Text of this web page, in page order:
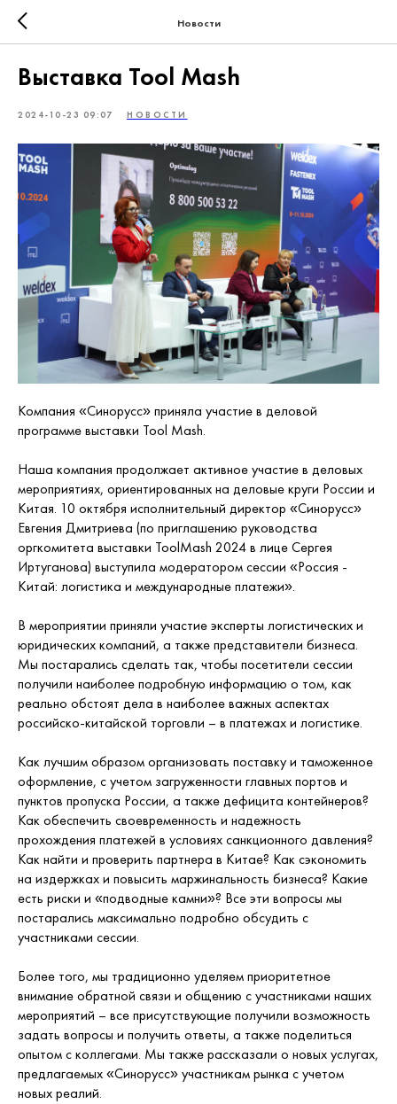
Новости
Выставка Tool Mash
2024-10-23 09:07 НОВОСТИ
Компания «Синорусс» приняла участие в деловой
программе выставки Tool Mash.
Наша компания продолжает активное участие в деловых
мероприятиях, ориентированных на деловые круги России и
Китая. 10 октября исполнительный директор «Синорусс»
Евгения Дмитриева (по приглашению руководства
оргкомитета выставки ToolMash 2024 в лице Сергея
Иртуганова) выступила модератором сессии «Россия -
Китай: логистика и международные платежи».
В мероприятии приняли участие эксперты логистических и
юридических компаний, а также представители бизнеса.
Мы постарались сделать так, чтобы посетители сессии
получили наиболее подробную информацию о том, как
реально обстоят дела в наиболее важных аспектах
российско-китайской торговли – в платежах и логистике.
Как лучшим образом организовать поставку и таможенное
оформление, с учетом загруженности главных портов и
пунктов пропуска России, а также дефицита контейнеров?
Как обеспечить своевременность и надежность
прохождения платежей в условиях санкционного давления?
Как найти и проверить партнера в Китае? Как сэкономить
на издержках и повысить маржинальность бизнеса? Какие
есть риски и «подводные камни»? Все эти вопросы мы
постарались максимально подробно обсудить с
участниками сессии.
Более того, мы традиционно уделяем приоритетное
внимание обратной связи и общению с участниками наших
мероприятий – все присутствующие получили возможность
задать вопросы и получить ответы, а также поделиться
опытом с коллегами. Мы также рассказали о новых услугах,
предлагаемых «Синорусс» участникам рынка с учетом
новых реалий.